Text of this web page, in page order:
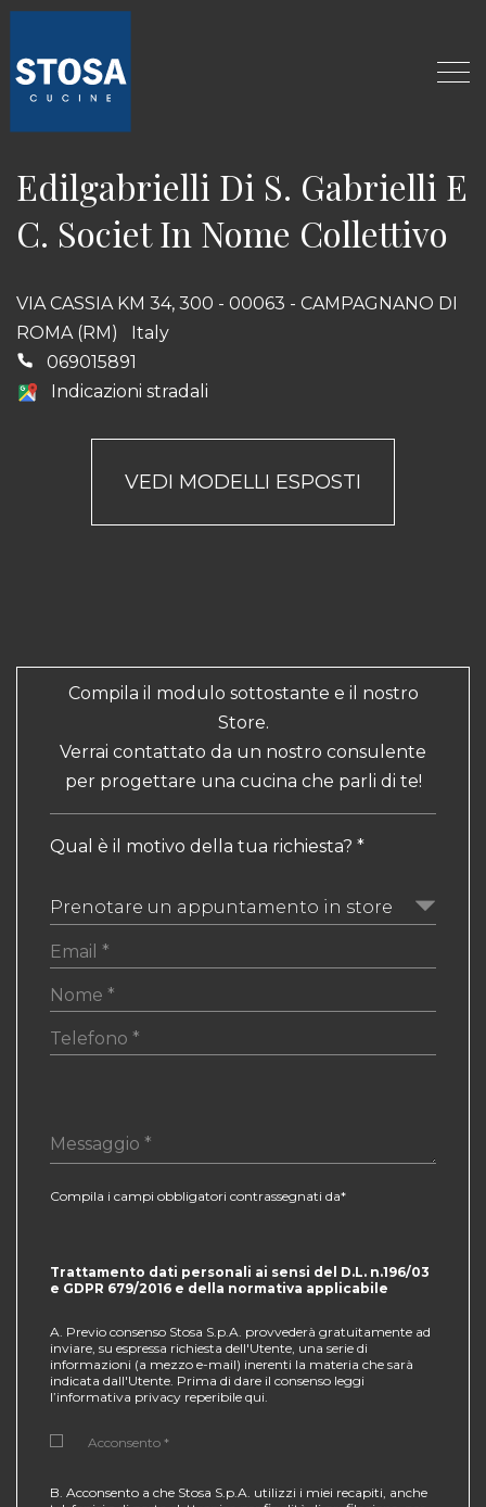
Edilgabrielli Di S. Gabrielli E
C. Societ In Nome Collettivo
VIA CASSIA KM 34, 300 - 00063 - CAMPAGNANO DI
ROMA (RM) Italy
069015891
Indicazioni stradali
VEDI MODELLI ESPOSTI
Compila il modulo sottostante e il nostro
Store.
Verrai contattato da un nostro consulente
per progettare una cucina che parli di te!
Qual è il motivo della tua richiesta? *
Prenotare un appuntamento in store
Compila i campi obbligatori contrassegnati da*
Trattamento dati personali ai sensi del D.L. n.196/03
e GDPR 679/2016 e della normativa applicabile
A. Previo consenso Stosa S.p.A. provvederà gratuitamente ad
inviare, su espressa richiesta dell'Utente, una serie di
informazioni (a mezzo e-mail) inerenti la materia che sarà
indicata dall'Utente. Prima di dare il consenso leggi
l’informativa privacy reperibile qui.
Acconsento *
B. Acconsento a che Stosa S.p.A. utilizzi i miei recapiti, anche